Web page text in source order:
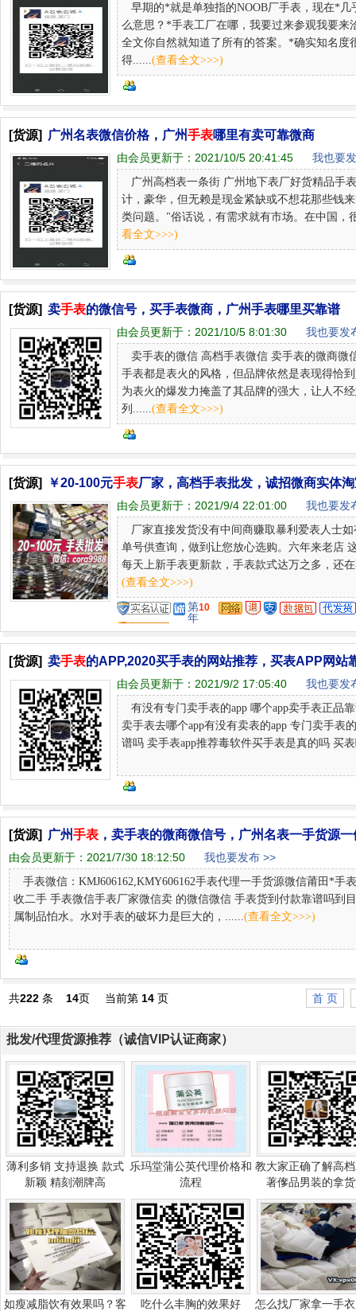
早期的*就是单独指的NOOB厂手表，现在*
么意思？*手表工厂在哪，我要过来参观我要
全文你自然就知道了所有的答案。*确实知名
得......(查看全文>>>)
[货源] 广州名表微信价格，广州手表哪里有卖可靠微商
由会员更新于： 2021/10/5 20:41:45 我也要
广州高档表一条街 广州地下表厂好货精品手
计，豪华，但无赖是现金紧缺或不想花那些钱
类问题。"俗话说，有需求就有市场。在中国，
看全文>>>)
[货源] 卖手表的微信号，买手表微商，广州手表哪里买靠谱
由会员更新于： 2021/10/5 8:01:30 我也要发
卖手表的微信 高档手表微信 卖手表的微商微
手表都是表火的风格，但品牌依然是表现得恰
为表火的爆发力掩盖了其品牌的强大，让人不
列......(查看全文>>>)
[货源] ￥20-100元手表厂家，高档手表批发，诚招微商实体
由会员更新于： 2021/9/4 22:01:00 我也要发
厂家直接发货没有中间商赚取暴利爱表人士
单号供查询，做到让您放心选购。六年来老店
每天上新手表更新款，手表款式达万之多，还
(查看全文>>>)
第10
年
[货源] 卖手表的APP,2020买手表的网站推荐，买表APP网站
由会员更新于： 2021/9/2 17:05:40 我也要发
有没有专门卖手表的app 哪个app卖手表正品
卖手表去哪个app有没有卖表的app 专门卖手表
谱吗 卖手表app推荐毒软件买手表是真的吗 买
[货源] 广州手表 ，卖手表的微商微信号，广州名表一手货源
由会员更新于： 2021/7/30 18:12:50 我也要发布 >>
手表微信：KMJ606162,KMY606162手表代理一手货源微信莆田*
收二手 手表微信手表厂家微信卖 的微信微信 手表货到付款靠谱吗到
属制品怕水。水对手表的破坏力是巨大的，......(查看全文>>>)
共222 条 14页 当前第 14页 首 页
批发/代理货源推荐（诚信VIP认证商家）
薄利多销 支持退换 款式
新颖 精刻潮牌高
乐玛堂蒲公英代理价格和
流程
教大家正确了解高
著偧品男装的拿
如瘦减脂饮有效果吗？客
吃什么丰胸的效果好
怎么找厂家拿一手